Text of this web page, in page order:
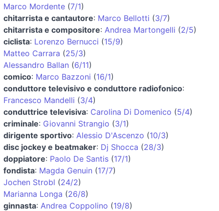
Marco Mordente (7/1)
chitarrista e cantautore: Marco Bellotti (3/7)
chitarrista e compositore: Andrea Martongelli (2/5)
ciclista: Lorenzo Bernucci (15/9)
Matteo Carrara (25/3)
Alessandro Ballan (6/11)
comico: Marco Bazzoni (16/1)
conduttore televisivo e conduttore radiofonico:
Francesco Mandelli (3/4)
conduttrice televisiva: Carolina Di Domenico (5/4)
criminale: Giovanni Strangio (3/1)
dirigente sportivo: Alessio D'Ascenzo (10/3)
disc jockey e beatmaker: Dj Shocca (28/3)
doppiatore: Paolo De Santis (17/1)
fondista: Magda Genuin (17/7)
Jochen Strobl (24/2)
Marianna Longa (26/8)
ginnasta: Andrea Coppolino (19/8)